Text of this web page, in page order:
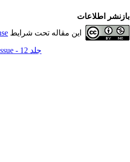
بازنشر اطلاعات
این مقاله تحت شرایط
جلد 12 - special issue